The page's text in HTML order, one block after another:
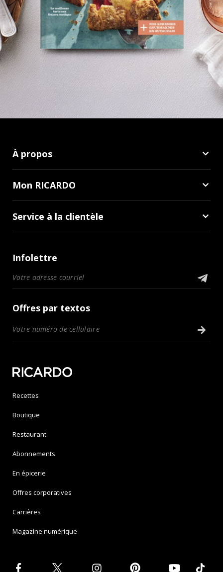
À propos
Mon RICARDO
Service à la clientèle
Infolettre
Offres par textos
Recettes
Boutique
Restaurant
Abonnements
En épicerie
Offres corporatives
Carrières
Magazine numérique